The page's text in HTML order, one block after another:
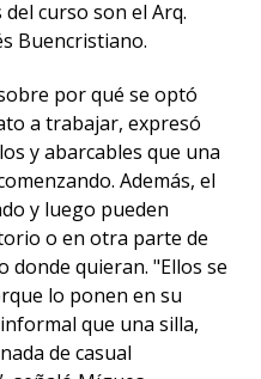
curso son el Arq.
Buencristiano.
por qué se optó
a trabajar, expresó
y abarcables que una
Además, el
y luego pueden
o en otra parte de
donde quieran. "Ellos se
lo ponen en su
que una silla,
de casual